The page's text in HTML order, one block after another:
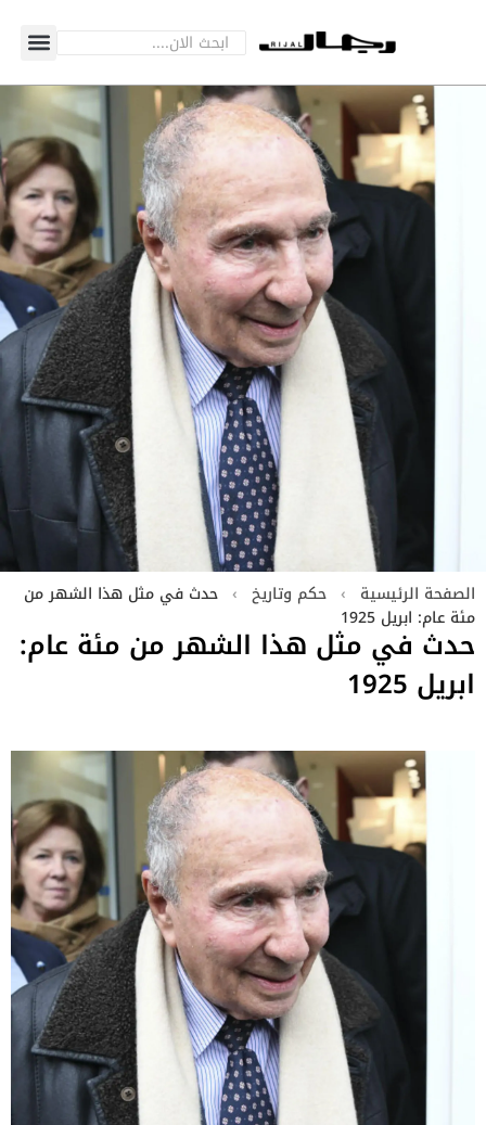
الصفحة الرئيسية › حكم وتاريخ › حدث في مثل هذا الشهر من
مئة عام: ابريل 1925
حدث في مثل هذا الشهر من مئة عام:
ابريل 1925